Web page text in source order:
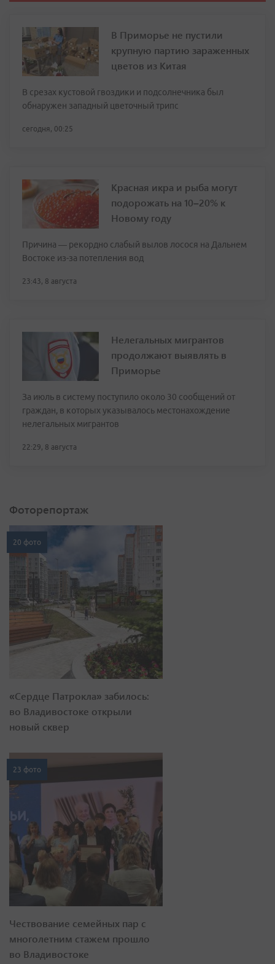
В Приморье не пустили
крупную партию зараженных
цветов из Китая
В срезах кустовой гвоздики и подсолнечника был
обнаружен западный цветочный трипс
сегодня, 00:25
Красная икра и рыба могут
подорожать на 10–20% к
Новому году
Причина — рекордно слабый вылов лосося на Дальнем
Востоке из-за потепления вод
23:43, 8 августа
Нелегальных мигрантов
продолжают выявлять в
Приморье
За июль в систему поступило около 30 сообщений от
граждан, в которых указывалось местонахождение
нелегальных мигрантов
22:29, 8 августа
Фоторепортаж
20 фото
«Сердце Патрокла» забилось:
во Владивостоке открыли
новый сквер
23 фото
Чествование семейных пар с
многолетним стажем прошло
во Владивостоке